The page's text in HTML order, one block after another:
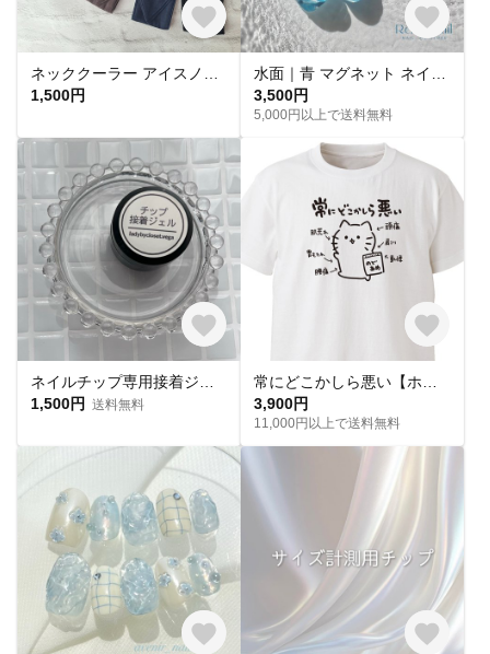
1,500円
3,500円
5,000円以上で送料無料
1,500円 送料無料
3,900円
11,000円以上で送料無料